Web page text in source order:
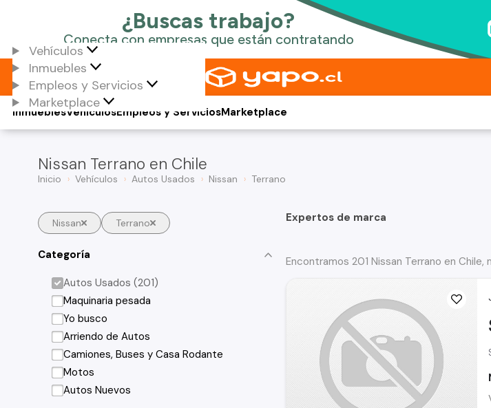
Vehículos
Inmuebles
Empleos y Servicios
Marketplace
Vehículos
Inmuebles Empleos y ServiciosMarketplace
Nissan Terrano en Chile
Inicio Vehículos Autos Usados Nissan Terrano
Nissan Terrano
Categoría
Autos Usados (201)
Maquinaria pesada
Yo busco
Arriendo de Autos
Camiones, Buses y Casa Rodante
Motos
Autos Nuevos
Expertos de marca
Encontramos 201 Nissan Terrano en Chile,